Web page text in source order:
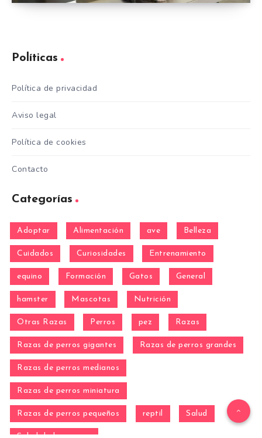
Políticas
Política de privacidad
Aviso legal
Política de cookies
Contacto
Categorías
Adoptar Alimentación ave Belleza
Cuidados Curiosidades Entrenamiento
equino Formación Gatos General
hamster Mascotas Nutrición
Otras Razas Perros pez Razas
Razas de perros gigantes Razas de perros grandes
Razas de perros medianos
Razas de perros miniatura
Razas de perros pequeños reptil Salud